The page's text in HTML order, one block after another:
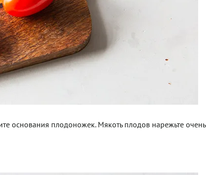
основания плодоножек. Мякоть плодов нарежьте очень